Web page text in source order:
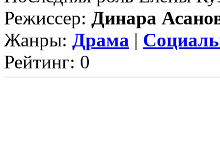
Режиссер: Динара
Жанры: Драма |
Рейтинг: 0